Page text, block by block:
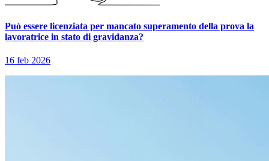
Può essere licenziata per mancato superamento della prova la
lavoratrice in stato di gravidanza?
16 feb 2026